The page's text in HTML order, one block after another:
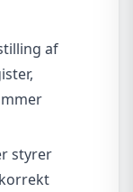
af
styrer